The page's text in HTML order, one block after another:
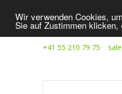
Wir verwenden Cookies,
Sie auf Zustimmen
+41 55 210 79 75